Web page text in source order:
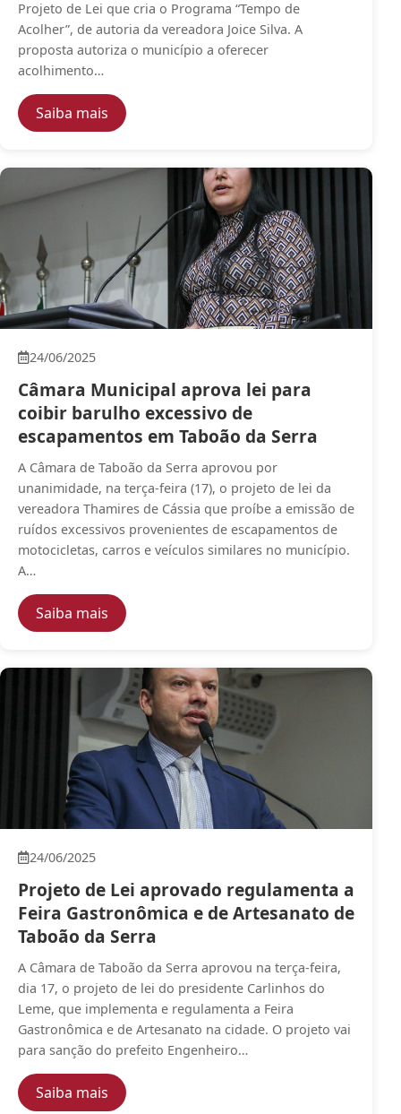
Projeto de Lei que cria o Programa “Tempo de
Acolher”, de autoria da vereadora Joice Silva. A
proposta autoriza o município a oferecer
acolhimento…
Saiba mais — Câmara aprova projeto que garante
24/06/2025
Câmara Municipal aprova lei para
coibir barulho excessivo de
escapamentos em Taboão da Serra
A Câmara de Taboão da Serra aprovou por
unanimidade, na terça-feira (17), o projeto de lei da
vereadora Thamires de Cássia que proíbe a emissão de
ruídos excessivos provenientes de escapamentos de
motocicletas, carros e veículos similares no município.
A…
Saiba mais — Câmara Municipal aprova lei para
24/06/2025
Projeto de Lei aprovado regulamenta a
Feira Gastronômica e de Artesanato de
Taboão da Serra
A Câmara de Taboão da Serra aprovou na terça-feira,
dia 17, o projeto de lei do presidente Carlinhos do
Leme, que implementa e regulamenta a Feira
Gastronômica e de Artesanato na cidade. O projeto vai
para sanção do prefeito Engenheiro…
Saiba mais — Projeto de Lei aprovado regulamenta a